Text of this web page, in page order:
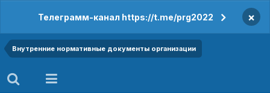
Телеграмм-канал https://t.me/prg2022 ×
Внутренние нормативные документы организации